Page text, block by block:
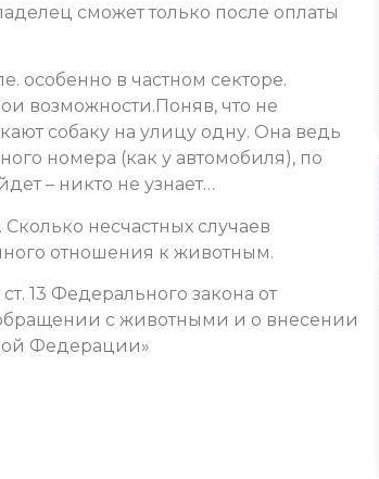
сможет только после оплаты
особенно в частном секторе.
возможности.Поняв, что не
собаку на улицу одну. Она ведь
номера (как у автомобиля), по
– никто не узнает…
несчастных случаев
отношения к животным.
13 Федерального закона от
обращении с животными и о внесении
Федерации»